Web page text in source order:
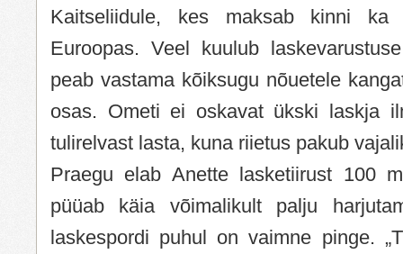
Kaitseliidule, kes maksab kinni ka
Euroopas. Veel kuulub
peab vastama kõiksugu nõuetele
osas. Ometi ei oskavat ükski laskja
tulirelvast lasta, kuna riietus pakub
Praegu elab Anette lasketiirust 100
püüab käia võimalikult palju
laskespordi puhul on vaimne pinge.